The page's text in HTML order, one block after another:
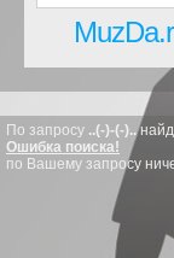
По запросу ..(-)-(-)..
Ошибка поиска!
по Вашему запросу